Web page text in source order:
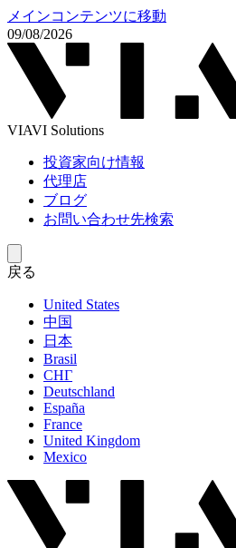
メインコンテンツに移動
09/08/2026
VIAVI Solutions
投資家向け情報
代理店
ブログ
お問い合わせ先検索
戻る
United States
中国
日本
Brasil
СНГ
Deutschland
España
France
United Kingdom
Mexico